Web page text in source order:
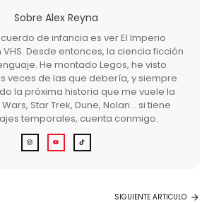
Sobre Alex Reyna
de infancia es ver El Imperio
Desde entonces, la ciencia ficción
He montado Legos, he visto
veces de las que debería, y siempre
la próxima historia que me vuele la
Star Trek, Dune, Nolan… si tiene
temporales, cuenta conmigo.
SIGUIENTE ARTICULO